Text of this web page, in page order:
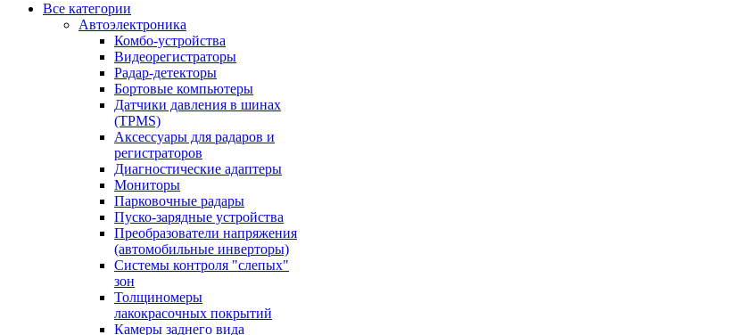
Все категории
Автоэлектроника
Комбо-устройства
Видеорегистраторы
Радар-детекторы
Бортовые компьютеры
Датчики давления в шинах
(TPMS)
Аксессуары для радаров и
регистраторов
Диагностические адаптеры
Мониторы
Парковочные радары
Пуско-зарядные устройства
Преобразователи напряжения
(автомобильные инверторы)
Системы контроля "слепых"
зон
Толщиномеры
лакокрасочных покрытий
Камеры заднего вида